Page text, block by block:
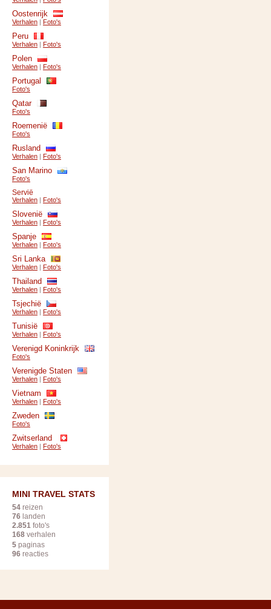
Oostenrijk
Verhalen | Foto's
Peru
Verhalen | Foto's
Polen
Verhalen | Foto's
Portugal
Foto's
Qatar
Foto's
Roemenië
Foto's
Rusland
Verhalen | Foto's
San Marino
Foto's
Servië
Verhalen | Foto's
Slovenië
Verhalen | Foto's
Spanje
Verhalen | Foto's
Sri Lanka
Verhalen | Foto's
Thailand
Verhalen | Foto's
Tsjechië
Verhalen | Foto's
Tunisië
Verhalen | Foto's
Verenigd Koninkrijk
Foto's
Verenigde Staten
Verhalen | Foto's
Vietnam
Verhalen | Foto's
Zweden
Foto's
Zwitserland
Verhalen | Foto's
MINI TRAVEL STATS
54 reizen
76 landen
2.851 foto's
168 verhalen
5 paginas
96 reacties